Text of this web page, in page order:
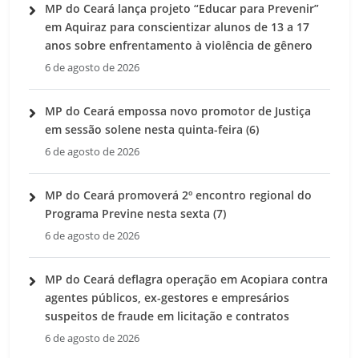
MP do Ceará lança projeto “Educar para Prevenir”
em Aquiraz para conscientizar alunos de 13 a 17
anos sobre enfrentamento à violência de gênero
6 de agosto de 2026
MP do Ceará empossa novo promotor de Justiça
em sessão solene nesta quinta-feira (6)
6 de agosto de 2026
MP do Ceará promoverá 2º encontro regional do
Programa Previne nesta sexta (7)
6 de agosto de 2026
MP do Ceará deflagra operação em Acopiara contra
agentes públicos, ex-gestores e empresários
suspeitos de fraude em licitação e contratos
6 de agosto de 2026